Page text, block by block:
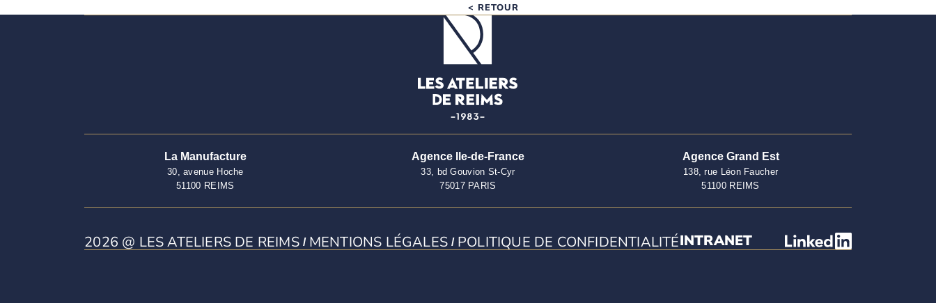
< RETOUR
La Manufacture
30, avenue Hoche
51100 REIMS
Agence Ile-de-France
33, bd Gouvion St-Cyr
75017 PARIS
Agence Grand Est
138, rue Léon Faucher
51100 REIMS
2026 @ LES ATELIERS DE REIMS / MENTIONS LÉGALES / POLITIQUE DE CONFIDENTIALITÉINTRANET